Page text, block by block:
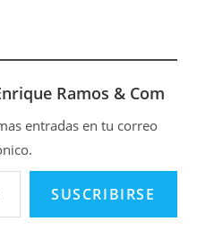
Ramos & Com
entradas en tu correo
SUSCRIBIRSE